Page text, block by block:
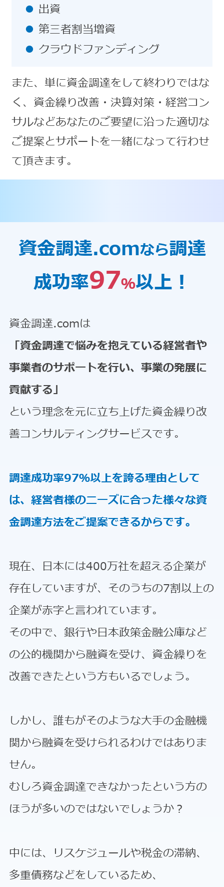
出資
第三者割当増資
クラウドファンディング
また、単に資金調達をして終わりではな
く、資金繰り改善・決算対策・経営コン
サルなどあなたのご要望に沿った適切な
ご提案とサポートを一緒になって行わせ
て頂きます。
資金調達.comなら調達
成功率97％以上！
資金調達.comは
「資金調達で悩みを抱えている経営者や
事業者のサポートを行い、事業の発展に
貢献する」
という理念を元に立ち上げた資金繰り改
善コンサルティングサービスです。
調達成功率97％以上を誇る理由として
は、経営者様のニーズに合った様々な資
金調達方法をご提案できるからです。
現在、日本には400万社を超える企業が
存在していますが、そのうちの7割以上の
企業が赤字と言われています。
その中で、銀行や日本政策金融公庫など
の公的機関から融資を受け、資金繰りを
改善できたという方もいるでしょう。
しかし、誰もがそのような大手の金融機
関から融資を受けられるわけではありま
せん。
むしろ資金調達できなかったという方の
ほうが多いのではないでしょうか？
中には、リスケジュールや税金の滞納、
多重債務などをしているため、